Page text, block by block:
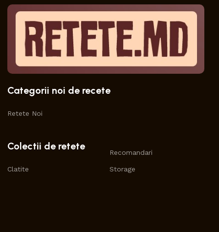
Categorii noi de recete
Retete Noi
Colectii de retete
Clatite
Recomandari
Storage